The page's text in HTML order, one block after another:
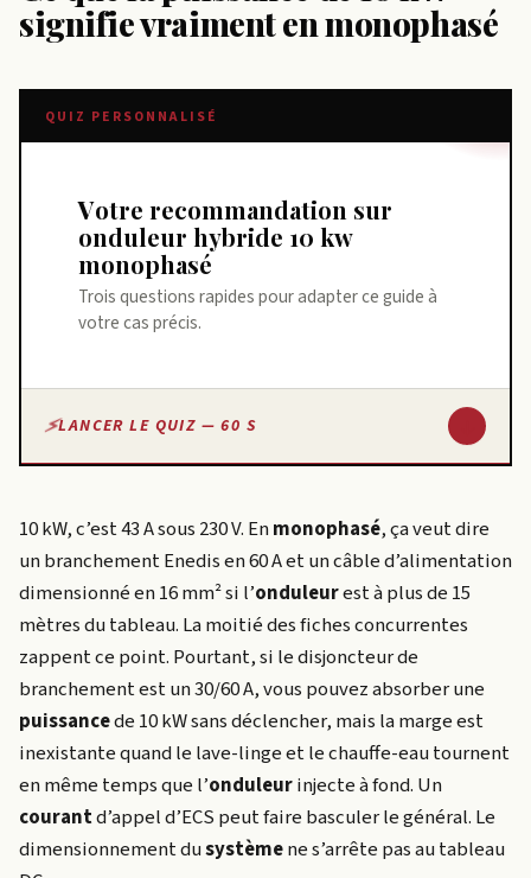
signifie vraiment en monophasé
QUIZ PERSONNALISÉ
Votre recommandation sur
onduleur hybride 10 kw
monophasé
Trois questions rapides pour adapter ce guide à
votre cas précis.
LANCER LE QUIZ — 60 S
10 kW, c’est 43 A sous 230 V. Enmonophasé, ça veut dire
un branchement Enedis en 60 A et un câble d’alimentation
dimensionné en 16 mm² si l’onduleurest à plus de 15
mètres du tableau. La moitié des fiches concurrentes
zappent ce point. Pourtant, si le disjoncteur de
branchement est un 30/60 A, vous pouvez absorber une
puissancede 10 kW sans déclencher, mais la marge est
inexistante quand le lave-linge et le chauffe-eau tournent
en même temps que l’onduleurinjecte à fond. Un
courantd’appel d’ECS peut faire basculer le général. Le
dimensionnement dusystèmene s’arrête pas au tableau